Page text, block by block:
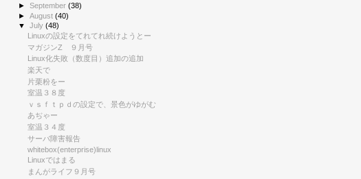
►September(38)
►August(40)
▼July(48)
Linuxの設定をてれてれ続けようとー
マガジンZ ９月号
Linux化失敗（数度目）追加の追加
楽天で
片栗粉をー
室温３８度
ｖｓｆｔｐｄの設定で、景色がゆがむ
あぢゃー
室温３４度
サーバ障害報告
whitebox(enterprise)linux
Linuxではまる
まんがライフ９月号